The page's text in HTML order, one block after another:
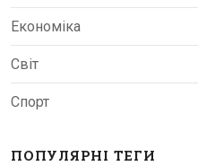
Економіка
Світ
Спорт
ПОПУЛЯРНІ ТЕГИ